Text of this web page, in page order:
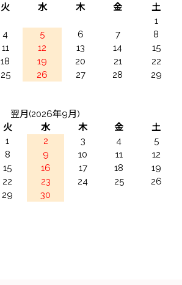
火 水 木 金
土
1
4 5 6 7
8
11 12 13 14
15
18 19 20 21
22
25 26 27 28
29
翌月(2026年9月)
火 水 木 金
土
1
2 3 4
5
8 9 10 11
12
15 16 17 18
19
22 23 24 25
26
29 30